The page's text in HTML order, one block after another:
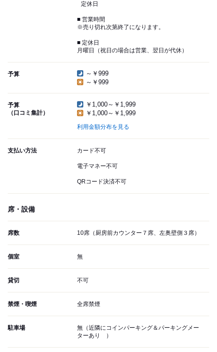
定休日
■ 営業時間
※売り切れ次第終了になります。
■ 定休日
月曜日（祝日の場合は営業、翌日が代休）
予算
～￥999
～￥999
予算
（口コミ集計）
￥1,000～￥1,999
￥1,000～￥1,999
利用金額分布を見る
支払い方法 カード不可
電子マネー不可
QRコード決済不可
席・設備
席数 10席（厨房前カウンター７席、左奥壁側３席）
個室 無
貸切 不可
禁煙・喫煙 全席禁煙
駐車場
無（近隣にコインパーキング＆パーキングメー
ターあり ）